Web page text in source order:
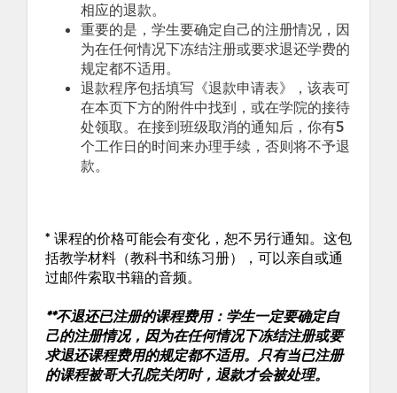
相应的退款。
重要的是 ， 学生要确定自己的注册情况 ， 因
为在任何情况下冻结注册或要求退还学费的
规定都不适用。
退款程序包括填写《退款申请表》
， 该表可
在本页下方的附件中找到 ， 或在学院的接待
处领取。在接到班级取消的通知后，你有5
个工作日的时间来办理手续，否则将不予退
款。
* 课程的价格可能会有变化 ， 恕不另行通知。这包
括教学材料 （教科书和练习册）， 可以亲自或通
过邮件索取书籍的音频。
**不退还已注册的课程费用： 学生一定要确定自
己的注册情况， 因为在任何情况下冻结注册或要
求退还课程费用的规定都不适用。只有当已注册
的课程被哥大孔院关闭时， 退款才会被处理。